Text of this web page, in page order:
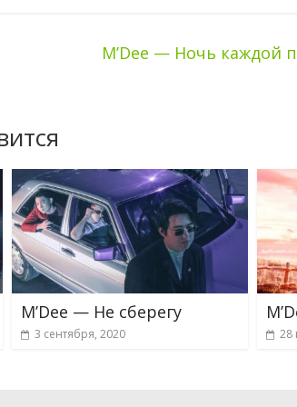
M’Dee — Ночь каждой
M’Dee — Не сберегу
3 сентября, 2020 28